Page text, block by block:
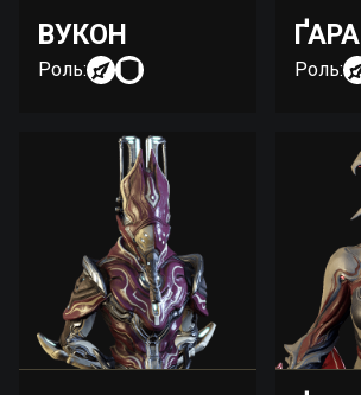
ВУКОН
Роль:
ҐАРА
Роль: